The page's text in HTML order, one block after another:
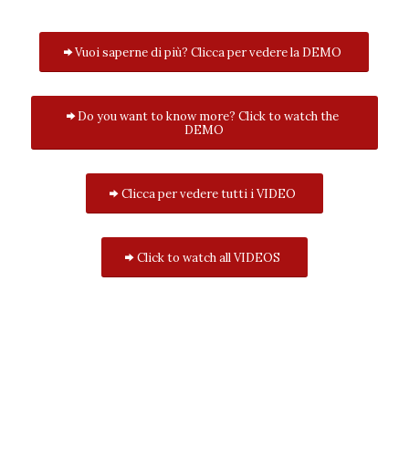
Vuoi saperne di più? Clicca per vedere la DEMO
Do you want to know more? Click to watch the
DEMO
Clicca per vedere tutti i VIDEO
Click to watch all VIDEOS